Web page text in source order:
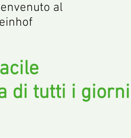
al
di tutti i